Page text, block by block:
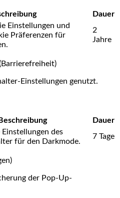
Dauer
Einstellungen und
Präferenzen für
2
Jahre
Einstellungen genutzt.
Beschreibung
Dauer
des
für den Darkmode.
7 Tage
der Pop-Up-